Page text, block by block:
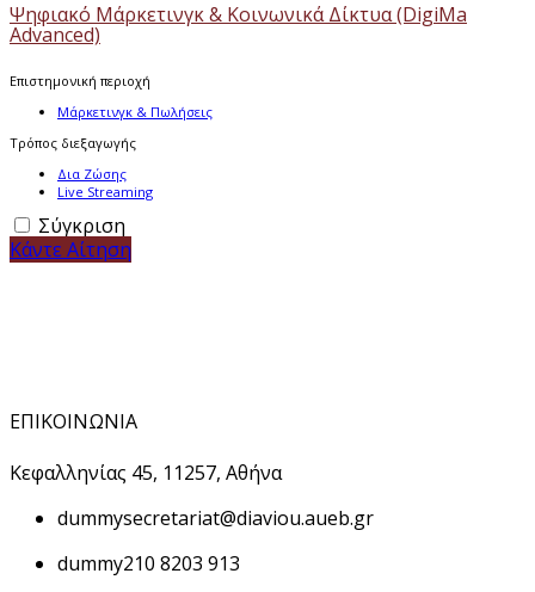
Ψηφιακό Μάρκετινγκ & Κοινωνικά Δίκτυα (DigiMa
Advanced)
Επιστημονική περιοχή
Μάρκετινγκ & Πωλήσεις
Τρόπος διεξαγωγής
Δια Ζώσης
Live Streaming
Σύγκριση
Κάντε Αίτηση
ΕΠΙΚΟΙΝΩΝΙΑ
Κεφαλληνίας 45, 11257, Αθήνα
dummysecretariat@diaviou.aueb.gr
dummy210 8203 913